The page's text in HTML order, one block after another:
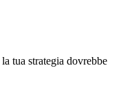
la tua strategia dovrebbe